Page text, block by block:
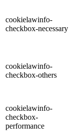
cookielawinfo-
checkbox-necessary
cookielawinfo-
checkbox-others
cookielawinfo-
checkbox-
performance